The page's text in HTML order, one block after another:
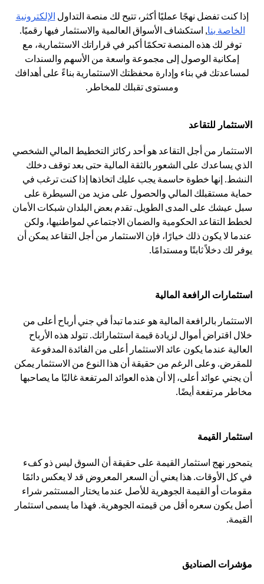
إذا كنت تفضل نهجًا عمليًا أكثر، تتيح لك منصة التداول الإلكترونية
الخاصة بنا(opens in a new tab), استكشاف الأسواق العالمية والاستثمار فيها رقميًا.
توفر لك هذه المنصة تحكمًا أكبر في قراراتك الاستثمارية، مع
إمكانية الوصول إلى مجموعة واسعة من الأسهم والسندات
لمساعدتك في بناء وإدارة محفظتك الاستثمارية بناءً على أهدافك
ومستوى تقبلك للمخاطر.
الاستثمار للتقاعد
الاستثمار من أجل التقاعد هو أحد ركائز التخطيط المالي الشخصي
الذي يساعدك على الشعور بالثقة المالية حتى بعد توقف دخلك
النشط. إنها خطوة حاسمة يجب عليك اتخاذها إذا كنت ترغب في
حماية مستقبلك المالي والحصول على مزيد من السيطرة على
سبل عيشك على المدى الطويل. تقدم بعض البلدان شبكات الأمان
لخطط التقاعد الحكومية والضمان الاجتماعي لمواطنيها، ولكن
عندما لا يكون ذلك خيارًا، فإن الاستثمار من أجل التقاعد يمكن أن
يوفر لك دخلاً ثابتًا ومستدامًا.
استثمارات الرافعة المالية
الاستثمار بالرافعة المالية هو عندما تبدأ في جني أرباح أعلى من
خلال اقتراض أموال لزيادة قيمة استثماراتك. تتولد هذه الأرباح
العالية عندما يكون عائد الاستثمار أعلى من الفائدة المدفوعة
للمقرض. وعلى الرغم من حقيقة أن هذا النوع من الاستثمار يمكن
أن يجني عوائد أعلى، إلا أن هذه العوائد المرتفعة غالبًا ما يصاحبها
مخاطر مرتفعة أيضًا.
استثمار القيمة
يتمحور نهج استثمار القيمة على حقيقة أن السوق ليس ذو كفء
في كل الأوقات. هذا يعني أن السعر المعروض قد لا يعكس دائمًا
مقومات أو القيمة الجوهرية للأصل عندما يختار المستثمر شراء
أصل يكون سعره أقل من قيمته الجوهرية. فهذا ما يسمى استثمار
القيمة.
مؤشرات الصناديق